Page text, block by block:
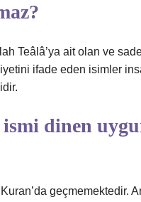
Teâlâ’ya ait olan ve
ifade eden isimler
dinen
geçmemektedir.